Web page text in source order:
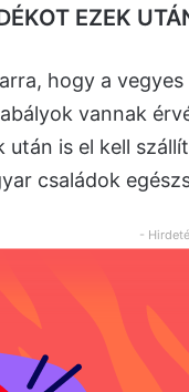
EZEK
hogy a
vannak
is el kell
családok
-